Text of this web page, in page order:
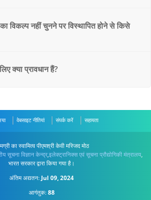
विकल्प नहीं चुनने पर विस्थापित होने से किसे
क्या प्रावधान हैं?
वेबसाइट नीतियां संपर्क करें सहायता
का स्वामित्व पीएमश्री केवी मस्जिद मोठ
सूचना विज्ञान केन्द्र,इलेक्ट्रानिक्स एवं सूचना प्रौद्योगिकी मंत्रालय,
भारत सरकार द्वारा किया गया है।
अंतिम अद्यतन:Jul 09, 2024
आगंतुक:88